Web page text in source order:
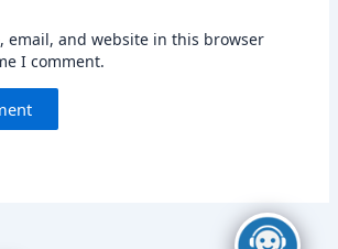
email, and website in this browser
I comment.